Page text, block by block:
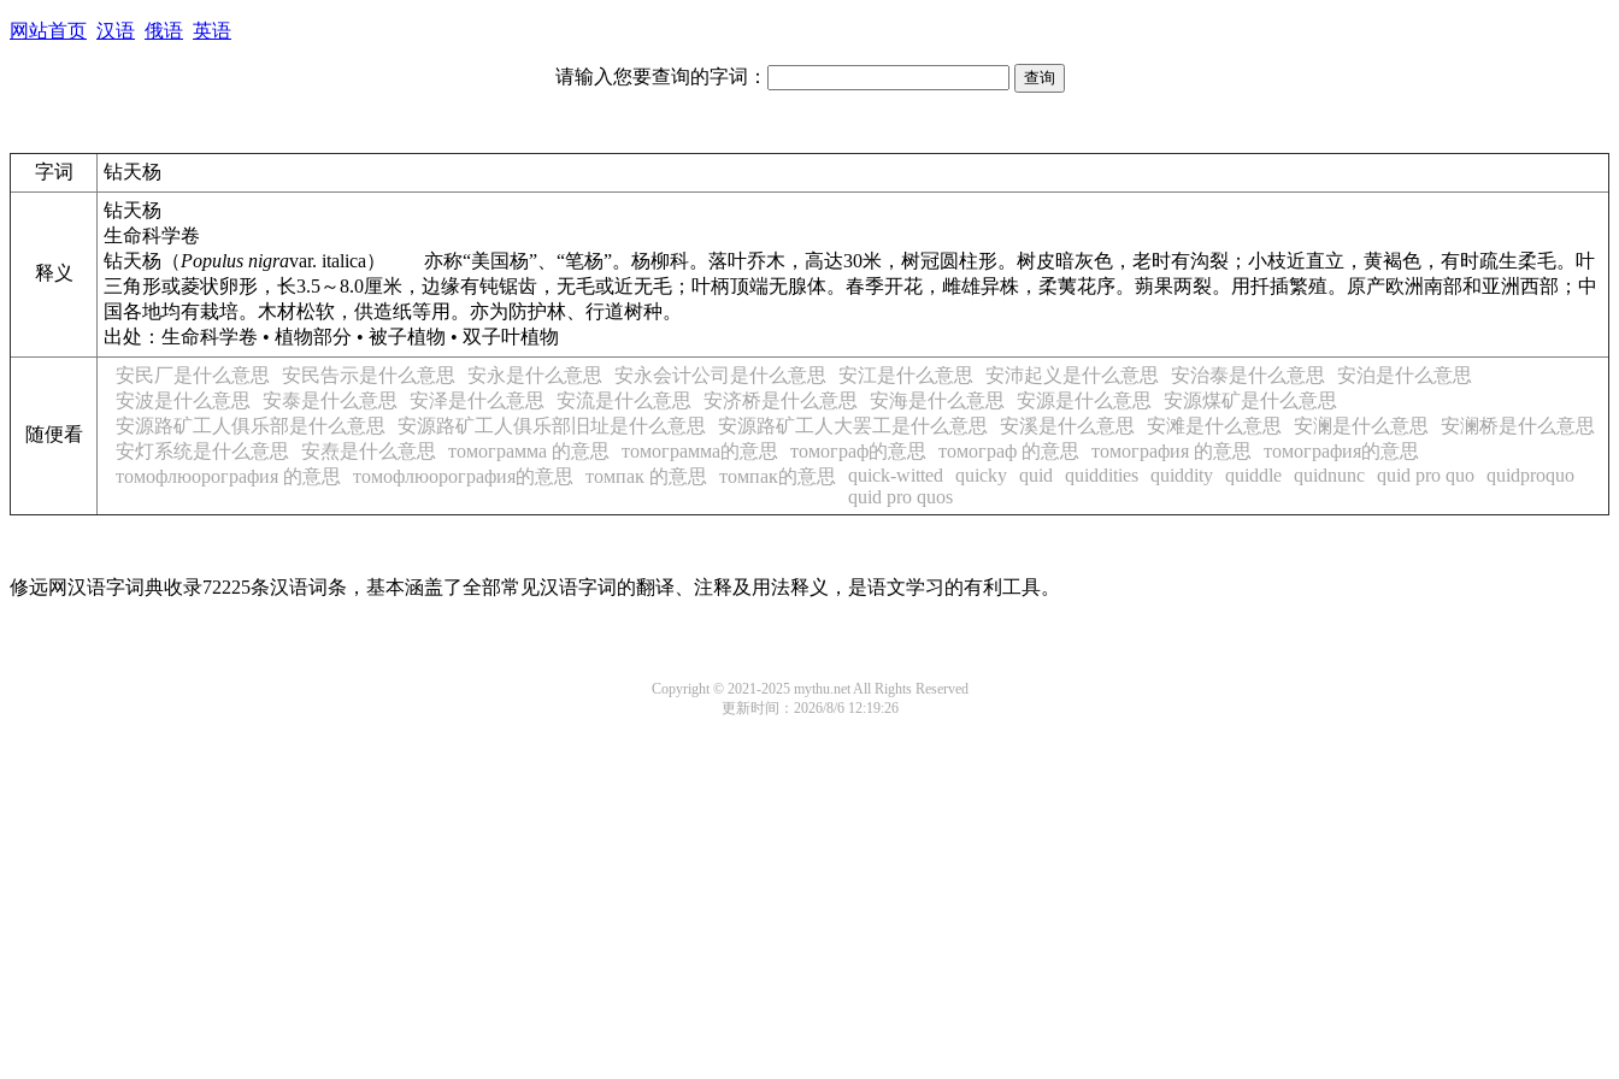
网站首页 汉语 俄语 英语
请输入您要查询的字词：
字词 钻天杨
释义
钻天杨
生命科学卷
钻天杨 （Populus nigravar. italica）
亦称“美国杨”、“笔杨”。杨柳科。落叶乔木，高达30米，树冠圆柱形。树皮暗灰色，老时有沟裂；小枝近直立，黄褐色，有时疏生柔毛。叶
三角形或菱状卵形，长3.5～8.0厘米，边缘有钝锯齿，无毛或近无毛；叶柄顶端无腺体。春季开花，雌雄异株，柔荑花序。蒴果两裂。用扦插繁殖。原产欧洲南部和亚洲西部；中
国各地均有栽培。木材松软，供造纸等用。亦为防护林、行道树种。
出处：生命科学卷 • 植物部分 • 被子植物 • 双子叶植物
随便看
安民厂是什么意思 安民告示是什么意思 安永是什么意思 安永会计公司是什么意思 安江是什么意思 安沛起义是什么意思 安治泰是什么意思
安泊是什么意思
安波是什么意思
安泰是什么意思 安泽是什么意思 安流是什么意思 安济桥是什么意思 安海是什么意思 安源是什么意思
安源煤矿是什么意思
安源路矿工人俱乐部是什么意思
安源路矿工人俱乐部旧址是什么意思 安源路矿工人大罢工是什么意思 安溪是什么意思 安滩是什么意思 安澜是什么意思
安澜桥是什么意思
安灯系统是什么意思
安焘是什么意思 томограмма 的意思 томограмма的意思 томограф的意思 томограф 的意思 томография 的意思
томография的意思
томофлюорография 的意思
томофлюорография的意思 томпак 的意思 томпак的意思 quick-witted quicky quid quiddities quiddity quiddle quidnunc quid pro quo quidproquo
quid pro quos
修远网汉语字词典收录72225条汉语词条，基本涵盖了全部常见汉语字词的翻译、注释及用法释义，是语文学习的有利工具。
Copyright © 2021-2025 mythu.net All Rights Reserved
更新时间：2026/8/6 12:19:26